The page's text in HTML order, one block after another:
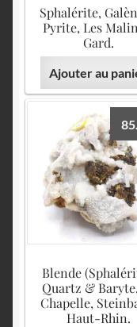
Sphalérite,
Pyrite, Les
Gard.
Ajouter au
Blende
Quartz &
Chapelle,
Haut-Rhin.